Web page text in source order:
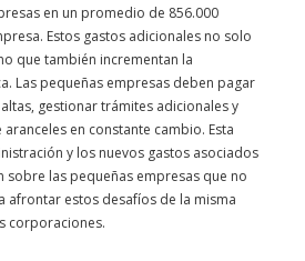
en un promedio de 856.000
Estos gastos adicionales no solo
que también incrementan la
Las pequeñas empresas deben pagar
gestionar trámites adicionales y
en constante cambio. Esta
y los nuevos gastos asociados
sobre las pequeñas empresas que no
afrontar estos desafíos de la misma
corporaciones.